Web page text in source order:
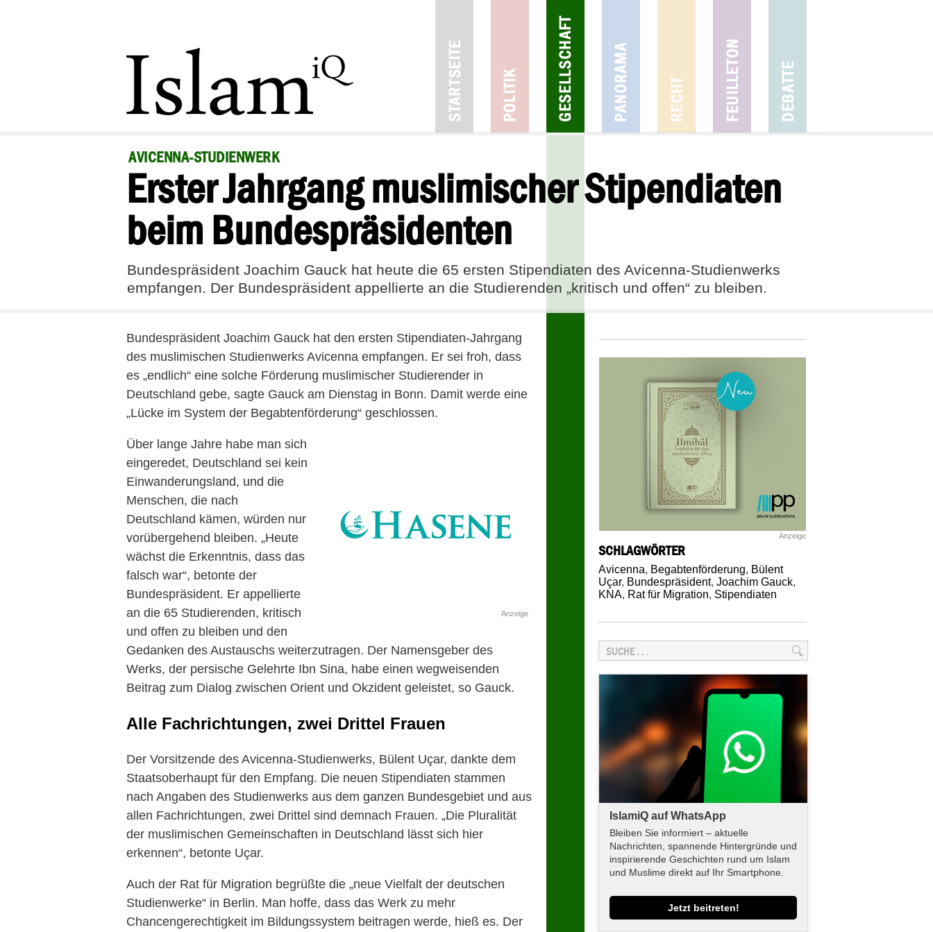
AVICENNA-STUDIENWERK
Erster Jahrgang muslimischer Stipendiaten
beim Bundespräsidenten
Bundespräsident Joachim Gauck hat heute die 65 ersten Stipendiaten des Avicenna-Studienwerks
empfangen. Der Bundespräsident appellierte an die Studierenden „kritisch und offen“ zu bleiben.
Bundespräsident Joachim Gauck hat den ersten Stipendiaten-Jahrgang
des muslimischen Studienwerks Avicenna empfangen. Er sei froh, dass
es „endlich“ eine solche Förderung muslimischer Studierender in
Deutschland gebe, sagte Gauck am Dienstag in Bonn. Damit werde eine
„Lücke im System der Begabtenförderung“ geschlossen.
Anzeige
Über lange Jahre habe man sich
eingeredet, Deutschland sei kein
Einwanderungsland, und die
Menschen, die nach
Deutschland kämen, würden nur
vorübergehend bleiben. „Heute
wächst die Erkenntnis, dass das
falsch war“, betonte der
Bundespräsident. Er appellierte
an die 65 Studierenden, kritisch
und offen zu bleiben und den
Gedanken des Austauschs weiterzutragen. Der Namensgeber des
Werks, der persische Gelehrte Ibn Sina, habe einen wegweisenden
Beitrag zum Dialog zwischen Orient und Okzident geleistet, so Gauck.
Alle Fachrichtungen, zwei Drittel Frauen
Der Vorsitzende des Avicenna-Studienwerks, Bülent Uçar, dankte dem
Staatsoberhaupt für den Empfang. Die neuen Stipendiaten stammen
nach Angaben des Studienwerks aus dem ganzen Bundesgebiet und aus
allen Fachrichtungen, zwei Drittel sind demnach Frauen. „Die Pluralität
der muslimischen Gemeinschaften in Deutschland lässt sich hier
erkennen“, betonte Uçar.
Auch der Rat für Migration begrüßte die „neue Vielfalt der deutschen
Studienwerke“ in Berlin. Man hoffe, dass das Werk zu mehr
Chancengerechtigkeit im Bildungssystem beitragen werde, hieß es. Der
Anzeige
SCHLAGWÖRTER
Avicenna, Begabtenförderung, Bülent
Uçar, Bundespräsident, Joachim Gauck,
KNA, Rat für Migration, Stipendiaten
IslamiQ auf WhatsApp
Bleiben Sie informiert – aktuelle
Nachrichten, spannende Hintergründe und
inspirierende Geschichten rund um Islam
und Muslime direkt auf Ihr Smartphone.
Jetzt beitreten!